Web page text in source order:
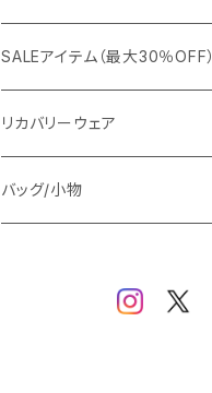
TETEHOMME
TAION
Tシャツ/ポロシャツ
ビジネスジャケット
コート
マウンテンパーカー/アウトドア
ダウン / 中綿アウター
セットアップ
ワイシャツ
カジュアル
ニット/Tシャツ/カットソー
スウェット/パーカー
アウター
アウター
トップス（ブラウス/カットソー）
ジャケット
SALEアイテム（最大30％OFF）
リカバリーウェア
バッグ/小物